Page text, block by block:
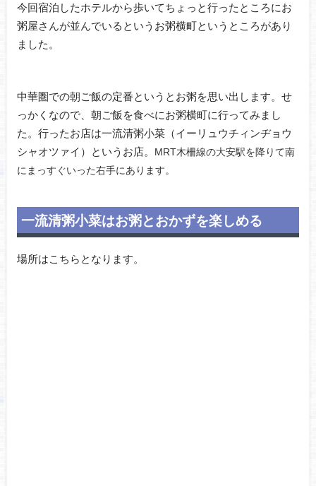
今回宿泊したホテルから歩いてちょっと行ったところにお
粥屋さんが並んでいるというお粥横町というところがあり
ました。
中華圏での朝ご飯の定番というとお粥を思い出します。せ
っかくなので、朝ご飯を食べにお粥横町に行ってみまし
た。行ったお店は一流清粥小菜（イーリュウチィンヂョウ
シャオツァイ）というお店。
MRT木柵線の大安駅を降りて南
にまっすぐいった右手にあります。
一流清粥小菜はお粥とおかずを楽しめる
場所はこちらとなります。